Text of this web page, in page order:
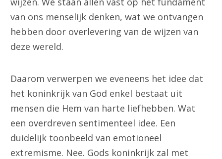
van ons menselijk denken, wat we ontvangen
hebben door overlevering van de wijzen van
deze wereld.
Daarom verwerpen we eveneens het idee dat
het koninkrijk van God enkel bestaat uit
mensen die Hem van harte liefhebben. Wat
een overdreven sentimenteel idee. Een
duidelijk toonbeeld van emotioneel
extremisme. Nee. Gods koninkrijk zal met